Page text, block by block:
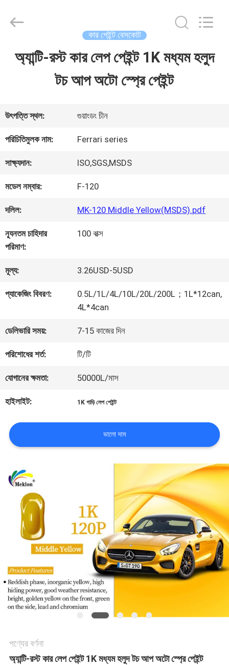
বাড়ি
ভিডিও
আমাদের
সম্পর্কে
কারখানা
মান
আমাদের
সাথে
যোগাযোগ
করুন
উদ্ধৃতির
জন্য
আবেদন
সাইট
ম্যাপ
গোপনীয়তা
Chemical
কার পেইন্ট বেসকোট
অ্যান্টি-রস্ট কার লেপ পেইন্ট 1K মধ্যম হলুদ
টচ আপ অটো স্প্রে পেইন্ট
উৎপত্তি স্থল: গুয়াংডং চীন
পরিচিতিমুলক নাম: Ferrari series
সাক্ষ্যদান: ISO,SGS,MSDS
মডেল নম্বার: F-120
দলিল: MK-120 Middle Yellow(MSDS).pdf
ন্যূনতম চাহিদার
পরিমাণ:
100 বাক্স
মূল্য: 3.26USD-5USD
প্যাকেজিং বিবরণ:
0.5L/1L/4L/10L/20L/200L；1L*12can,
4L*4can
ডেলিভারি সময়: 7-15 কাজের দিন
পরিশোধের শর্ত: টি/টি
যোগানের ক্ষমতা: 50000L/মাস
হাইলাইট: 1K গাড়ি লেপ পেইন্ট
ভালো দাম
পণ্যের বর্ণনা
অ্যান্টি-রস্ট কার লেপ পেইন্ট 1K মধ্যম হলুদ টচ আপ অটো স্প্রে পেইন্ট